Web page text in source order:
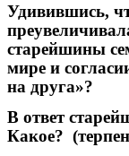
Удивившись,
старейшины
мире и
на друга»?
В ответ
Какое?